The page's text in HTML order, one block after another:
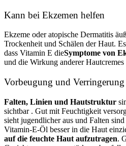
Kann bei Ekzemen helfen
Ekzeme oder atopische Dermatitis
Trockenheit und Schälen der Haut.
dass Vitamin E dieSymptome von
und die Wirkung anderer Hautcremes
Vorbeugung und
Falten, Linien und Hautstruktur
sichtbar . Gut mit Feuchtigkeit
sieht jugendlicher aus und Falten
Vitamin-E-Öl besser in die Haut
auf die feuchte Haut aufzutragen.